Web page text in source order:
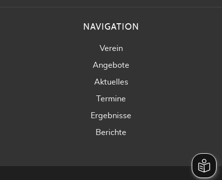
NAVIGATION
Verein
Angebote
Aktuelles
Termine
Ergebnisse
Berichte